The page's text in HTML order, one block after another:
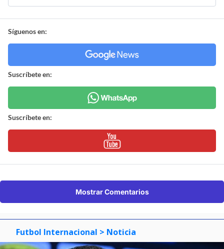
Síguenos en:
Suscríbete en:
Suscríbete en:
Mostrar Comentarios
Futbol Internacional > Noticia